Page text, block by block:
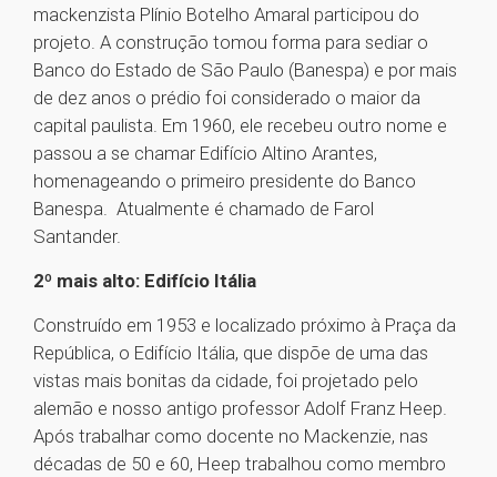
mackenzista Plínio Botelho Amaral participou do
projeto. A construção tomou forma para sediar o
Banco do Estado de São Paulo (Banespa) e por mais
de dez anos o prédio foi considerado o maior da
capital paulista. Em 1960, ele recebeu outro nome e
passou a se chamar Edifício Altino Arantes,
homenageando o primeiro presidente do Banco
Banespa. Atualmente é chamado de Farol
Santander.
2º mais alto: Edifício Itália
Construído em 1953 e localizado próximo à Praça da
República, o Edifício Itália, que dispõe de uma das
vistas mais bonitas da cidade, foi projetado pelo
alemão e nosso antigo professor Adolf Franz Heep.
Após trabalhar como docente no Mackenzie, nas
décadas de 50 e 60, Heep trabalhou como membro